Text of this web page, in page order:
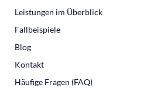
Leistungen im Überblick
Fallbeispiele
Blog
Kontakt
Häufige Fragen (FAQ)